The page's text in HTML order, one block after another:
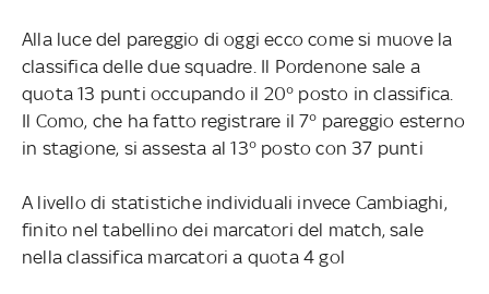
Alla luce del pareggio di oggi ecco come si muove la
classifica delle due squadre. Il Pordenone sale a
quota 13 punti occupando il 20° posto in classifica.
Il Como, che ha fatto registrare il 7° pareggio esterno
in stagione, si assesta al 13° posto con 37 punti
A livello di statistiche individuali invece Cambiaghi,
finito nel tabellino dei marcatori del match, sale
nella classifica marcatori a quota 4 gol